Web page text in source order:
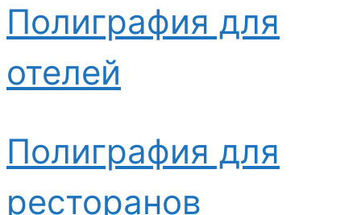
Полиграфия для
отелей
Полиграфия для
ресторанов